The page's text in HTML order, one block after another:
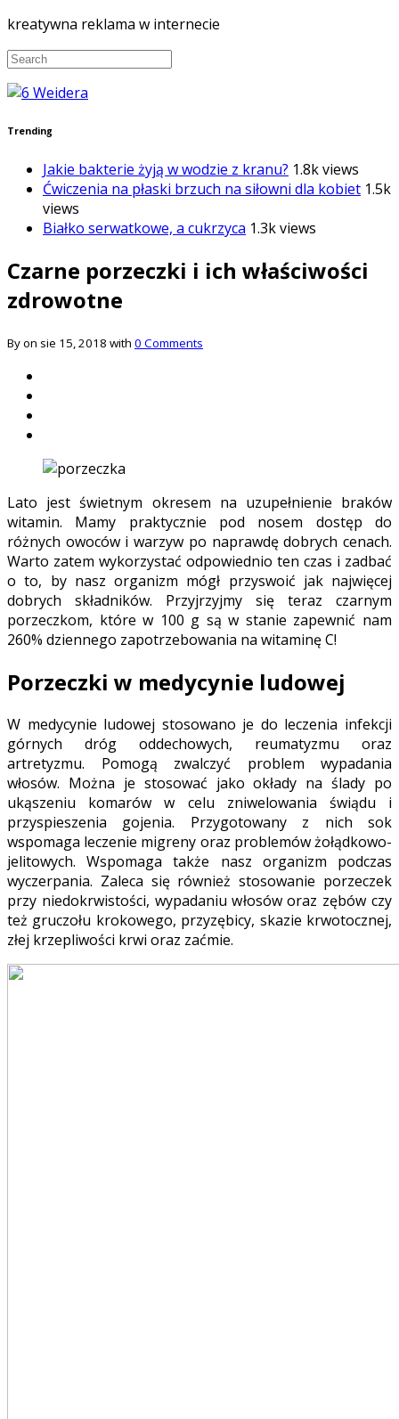
kreatywna reklama w internecie
Trending
Jakie bakterie żyją w wodzie z kranu? 1.8k views
Ćwiczenia na płaski brzuch na siłowni dla kobiet 1.5k
views
Białko serwatkowe, a cukrzyca 1.3k views
Czarne porzeczki i ich właściwości
zdrowotne
By on sie 15, 2018 with 0 Comments
Lato jest świetnym okresem na uzupełnienie braków
witamin. Mamy praktycznie pod nosem dostęp do
różnych owoców i warzyw po naprawdę dobrych cenach.
Warto zatem wykorzystać odpowiednio ten czas i zadbać
o to, by nasz organizm mógł przyswoić jak najwięcej
dobrych składników. Przyjrzyjmy się teraz czarnym
porzeczkom, które w 100 g są w stanie zapewnić nam
260% dziennego zapotrzebowania na witaminę C!
Porzeczki w medycynie ludowej
W medycynie ludowej stosowano je do leczenia infekcji
górnych dróg oddechowych, reumatyzmu oraz
artretyzmu. Pomogą zwalczyć problem wypadania
włosów. Można je stosować jako okłady na ślady po
ukąszeniu komarów w celu zniwelowania świądu i
przyspieszenia gojenia. Przygotowany z nich sok
wspomaga leczenie migreny oraz problemów żołądkowo-
jelitowych. Wspomaga także nasz organizm podczas
wyczerpania. Zaleca się również stosowanie porzeczek
przy niedokrwistości, wypadaniu włosów oraz zębów czy
też gruczołu krokowego, przyzębicy, skazie krwotocznej,
złej krzepliwości krwi oraz zaćmie.